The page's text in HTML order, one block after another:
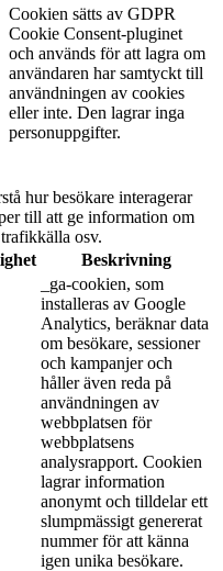
Cookien sätts av GDPR
Cookie Consent-pluginet
och används för att lagra om
användaren har samtyckt till
användningen av cookies
eller inte. Den lagrar inga
personuppgifter.
hur besökare interagerar
till att ge information om
osv.
Beskrivning
_ga-cookien, som
installeras av Google
Analytics, beräknar data
om besökare, sessioner
och kampanjer och
håller även reda på
användningen av
webbplatsen för
webbplatsens
analysrapport. Cookien
lagrar information
anonymt och tilldelar ett
slumpmässigt genererat
nummer för att känna
igen unika besökare.